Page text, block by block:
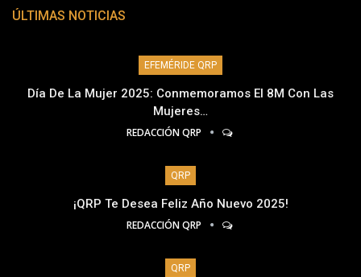
ÚLTIMAS NOTICIAS
EFEMÉRIDE QRP
Día De La Mujer 2025: Conmemoramos El 8M Con Las
Mujeres…
REDACCIÓN QRP
QRP
¡QRP Te Desea Feliz Año Nuevo 2025!
REDACCIÓN QRP
QRP